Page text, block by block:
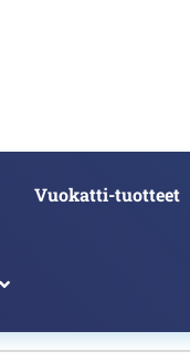
Vuokatti-tuotteet